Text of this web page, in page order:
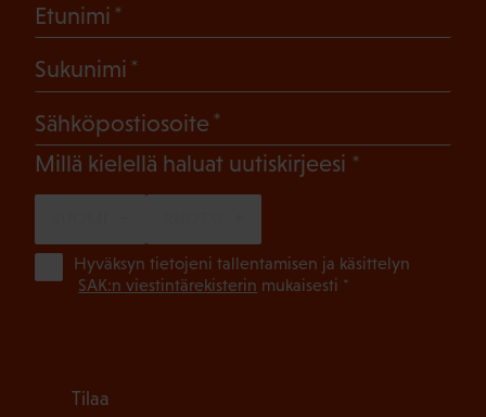
Etunimi
Sukunimi
Sähköpostiosoite
Millä kielellä haluat uutiskirjeesi (Pakollinen)
Hyväksyn tietojeni tallentamisen ja käsittelyn
SAK:n viestintärekisterin mukaisesti *
Tilaa